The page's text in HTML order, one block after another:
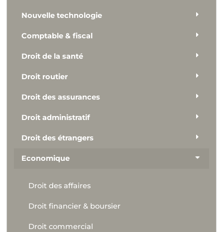
Nouvelle technologie
Comptable & fiscal
Droit de la santé
Droit routier
Droit des assurances
Droit administratif
Droit des étrangers
Economique
Droit des affaires
Droit financier & boursier
Droit commercial